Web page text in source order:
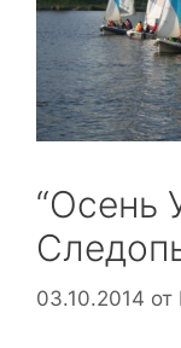
“Осень
03.10.2014 от